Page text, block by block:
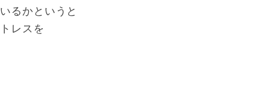
るかというと
レスを